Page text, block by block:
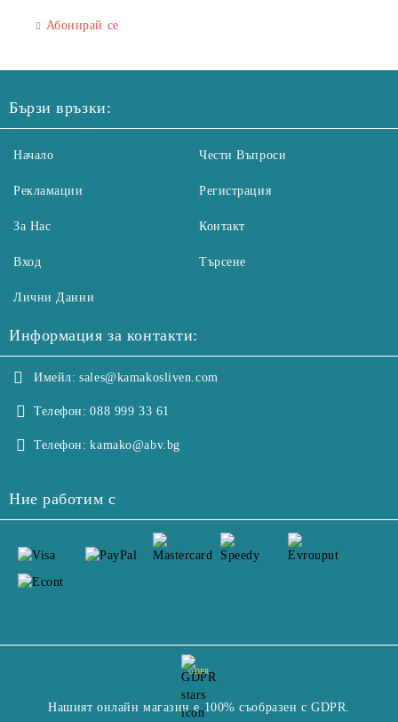
Абонирай се
Бързи връзки:
Начало
Рекламации
За Нас
Вход
Чести Въпроси
Регистрация
Контакт
Търсене
Лични Данни
Информация за контакти:
Имейл: sales@kamakosliven.com
Телефон: 088 999 33 61
Телефон: kamako@abv.bg
Ние работим с
GDPR
Нашият онлайн магазин е 100% съобразен с GDPR.